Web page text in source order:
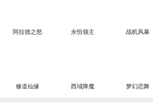
阿拉德之怒 永恒领主 战机风暴
修道仙缘 西域降魔 梦幻恋舞